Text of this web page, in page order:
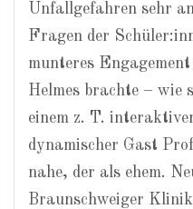
Unfallgefahren sehr
Fragen der
munteres
Helmes brachte – wie
einem z. T.
dynamischer Gast
nahe, der als ehem.
Braunschweiger